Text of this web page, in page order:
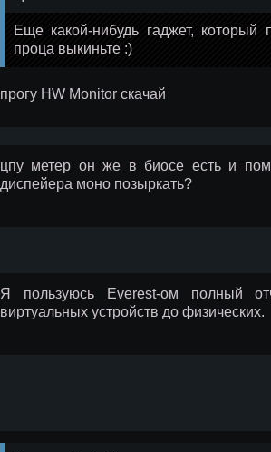
Еще какой-нибудь гаджет, который
проца выкиньте :)
прогу HW Monitor скачай
цпу метер он же в биосе есть и
диспейера моно позыркать?
Я пользуюсь Everest-oм полный
виртуальных устройств до физических.